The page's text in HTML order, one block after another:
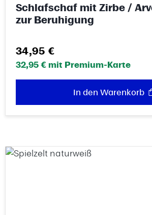
Schlafschaf mit Zirbe /
zur Beruhigung
Regulärer Preis:
34,95 €
32,95 € mit Premium-Karte
In den Warenkorb